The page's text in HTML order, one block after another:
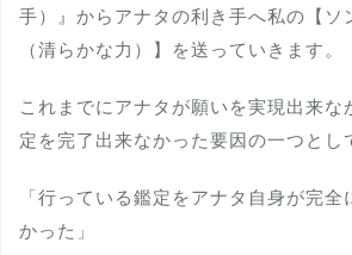
手）』からアナタの利き手へ私の【ソ
（清らかな力）】を送っていきます。
これまでにアナタが願いを実現出来な
定を完了出来なかった要因の一つとし
「行っている鑑定をアナタ自身が完
かった」